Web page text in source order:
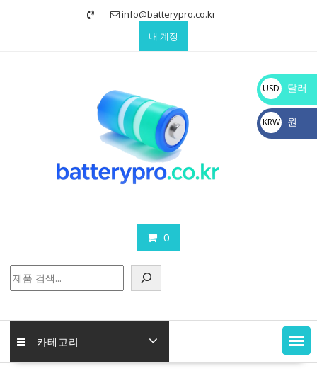
info@batterypro.co.kr
내 계정
0
색
카테고리
USD
$
달러
KRW
₩
원